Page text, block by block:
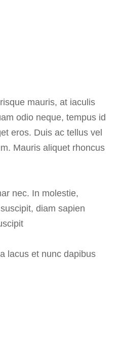
mauris, at iaculis
odio neque, tempus id
eros. Duis ac tellus vel
Mauris aliquet rhoncus
nec. In molestie,
diam sapien
lacus et nunc dapibus